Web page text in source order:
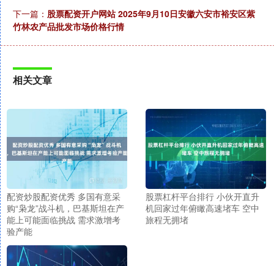
下一篇： 股票配资开户网站 2025年9月10日安徽六安市裕安区紫
竹林农产品批发市场价格行情
相关文章
配资炒股配资优秀 多国有意采
购“枭龙”战斗机，巴基斯坦在产
能上可能面临挑战 需求激增考
验产能
股票杠杆平台排行 小伙开直升
机回家过年俯瞰高速堵车 空中
旅程无拥堵